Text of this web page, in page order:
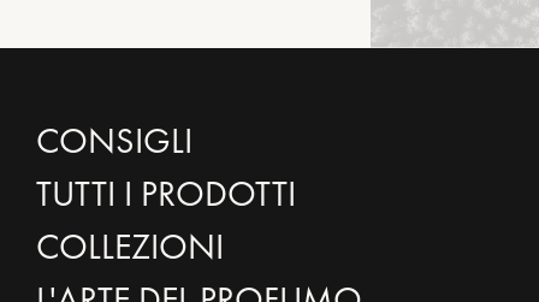
CONSIGLI
TUTTI I PRODOTTI
COLLEZIONI